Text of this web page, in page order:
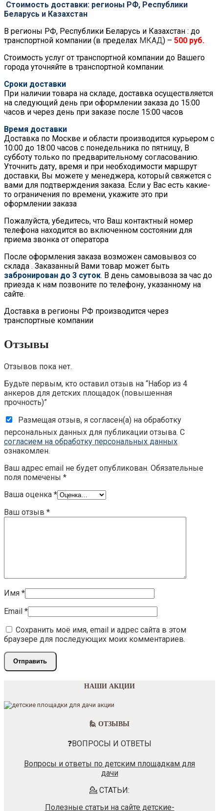
Стоимость доставки: регионы РФ, Республики
Беларусь и Казахстан
В регионы РФ, Республики Беларусь и Казахстан : до
транспортной компании (в пределах МКАД) – 500 руб.
Стоимость услуг от транспортной компании до Вашего
города уточняйте в транспортной компании.
Сроки доставки
При наличии товара на складе, доставка осуществляется
на следующий день при оформлении заказа до 15:00
часов и через день при заказе после 15:00 часов
Время доставки
Доставка по Москве и области производится курьером с
10:00 до 18:00 часов с понедельника по пятницу, В
субботу только по предварительному согласованию.
Уточнить дату, время и при необходимости маршрут
доставки, Вы можете у менеджера, который свяжется с
вами для подтверждения заказа. Если у Вас есть какие-
то ограничения по времени, укажите это при
оформлении заказа
Пожалуйста, убедитесь, что Ваш контактный номер
телефона находится во включенном состоянии для
приема звонка от оператора
После оформления заказа возможен самовывоз со
склада . Заказанный Вами товар может быть
забронирован до 3 суток. В день самовывоза за час до
приезда к нам позвоните по телефону, указанному на
сайте.
Доставка в регионы РФ производится через
транспортные компании
Отзывы
Отзывов пока нет.
Будьте первым, кто оставил отзыв на “Набор из 4
анкеров для детских площадок (повышенная
прочность)”
Размещая отзыв, я согласен(а) на обработку
персональных данных для публикации отзыва. С
согласием на обработку персональных данных
ознакомлен.
Ваш адрес email не будет опубликован. Обязательные
поля помечены *
Ваша оценка *
Ваш отзыв *
Имя *
Email *
Сохранить моё имя, email и адрес сайта в этом
браузере для последующих моих комментариев.
НАШИ АКЦИИ
🙋 ОТЗЫВЫ
❓ВОПРОСЫ И ОТВЕТЫ
Вопросы и ответы по детским площадкам для
дачи
💁 СТАТЬИ:
Полезные статьи на сайте детские-